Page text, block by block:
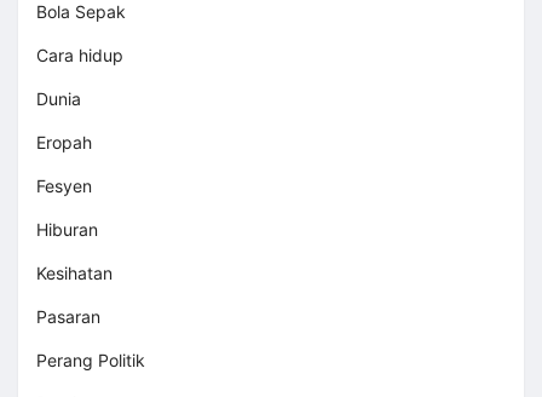
Bola Sepak
Cara hidup
Dunia
Eropah
Fesyen
Hiburan
Kesihatan
Pasaran
Perang Politik